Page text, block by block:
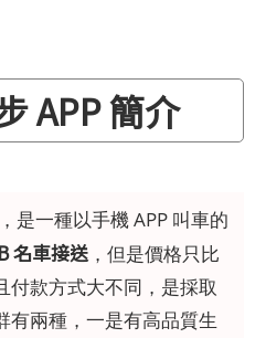
APP 簡介
是一種以手機 APP 叫車的
名車接送，但是價格只比
付款方式大不同，是採取
有兩種，一是有高品質生